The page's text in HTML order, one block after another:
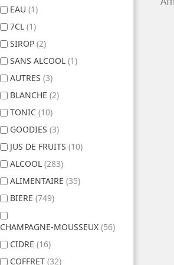
EAU (1)
7CL (1)
SIROP (2)
SANS ALCOOL (1)
AUTRES (3)
BLANCHE (2)
TONIC (10)
GOODIES (3)
JUS DE FRUITS (10)
ALCOOL (283)
ALIMENTAIRE (35)
BIERE (749)
CHAMPAGNE-MOUSSEUX (56)
CIDRE (16)
COFFRET (32)